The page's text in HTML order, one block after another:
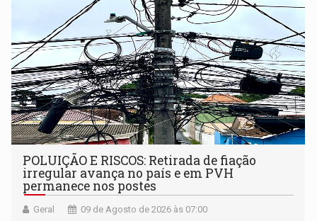
POLUIÇÃO E RISCOS: Retirada de fiação
irregular avança no país e em PVH
permanece nos postes
Geral 09 de Agosto de 2026 às 07:00